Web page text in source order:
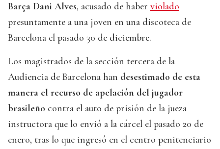
Barça Dani Alves, acusado de haber violado
presuntamente a una joven en una discoteca de
Barcelona el pasado 30 de diciembre.
Los magistrados de la sección tercera de la
Audiencia de Barcelona han desestimado de esta
manera el recurso de apelación del jugador
brasileño contra el auto de prisión de la jueza
instructora que lo envió a la cárcel el pasado 20 de
enero, tras lo que ingresó en el centro penitenciario